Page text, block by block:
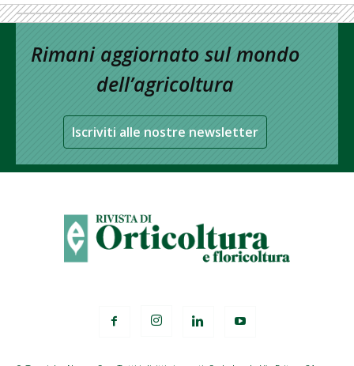
Rimani aggiornato sul mondo
dell’agricoltura
Iscriviti alle nostre newsletter